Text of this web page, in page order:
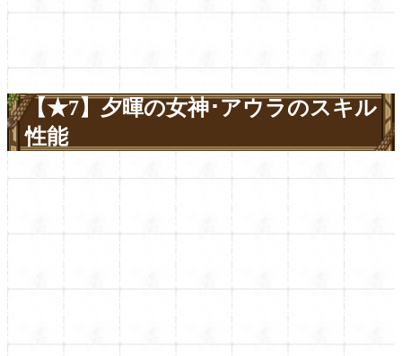
【★7】夕暉の女神･アウラのスキル
性能